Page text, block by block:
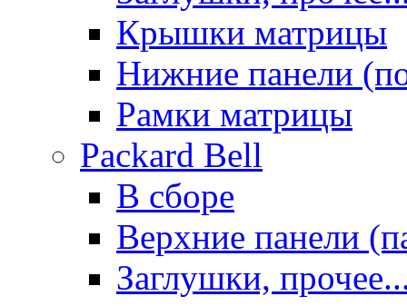
Крышки матрицы
Нижние панели
Рамки матрицы
Packard Bell
В сборе
Верхние панели
Заглушки,